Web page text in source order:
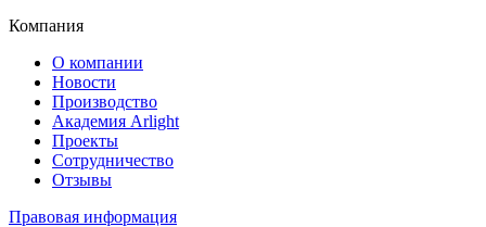
Компания
О компании
Новости
Производство
Академия Arlight
Проекты
Сотрудничество
Отзывы
Правовая информация